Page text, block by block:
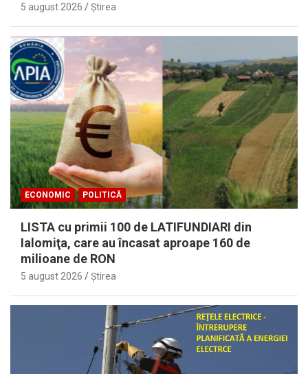
5 august 2026 Ştirea
ECONOMIC POLITICĂ
LISTA cu primii 100 de LATIFUNDIARI din
Ialomiţa, care au încasat aproape 160 de
milioane de RON
5 august 2026 Ştirea